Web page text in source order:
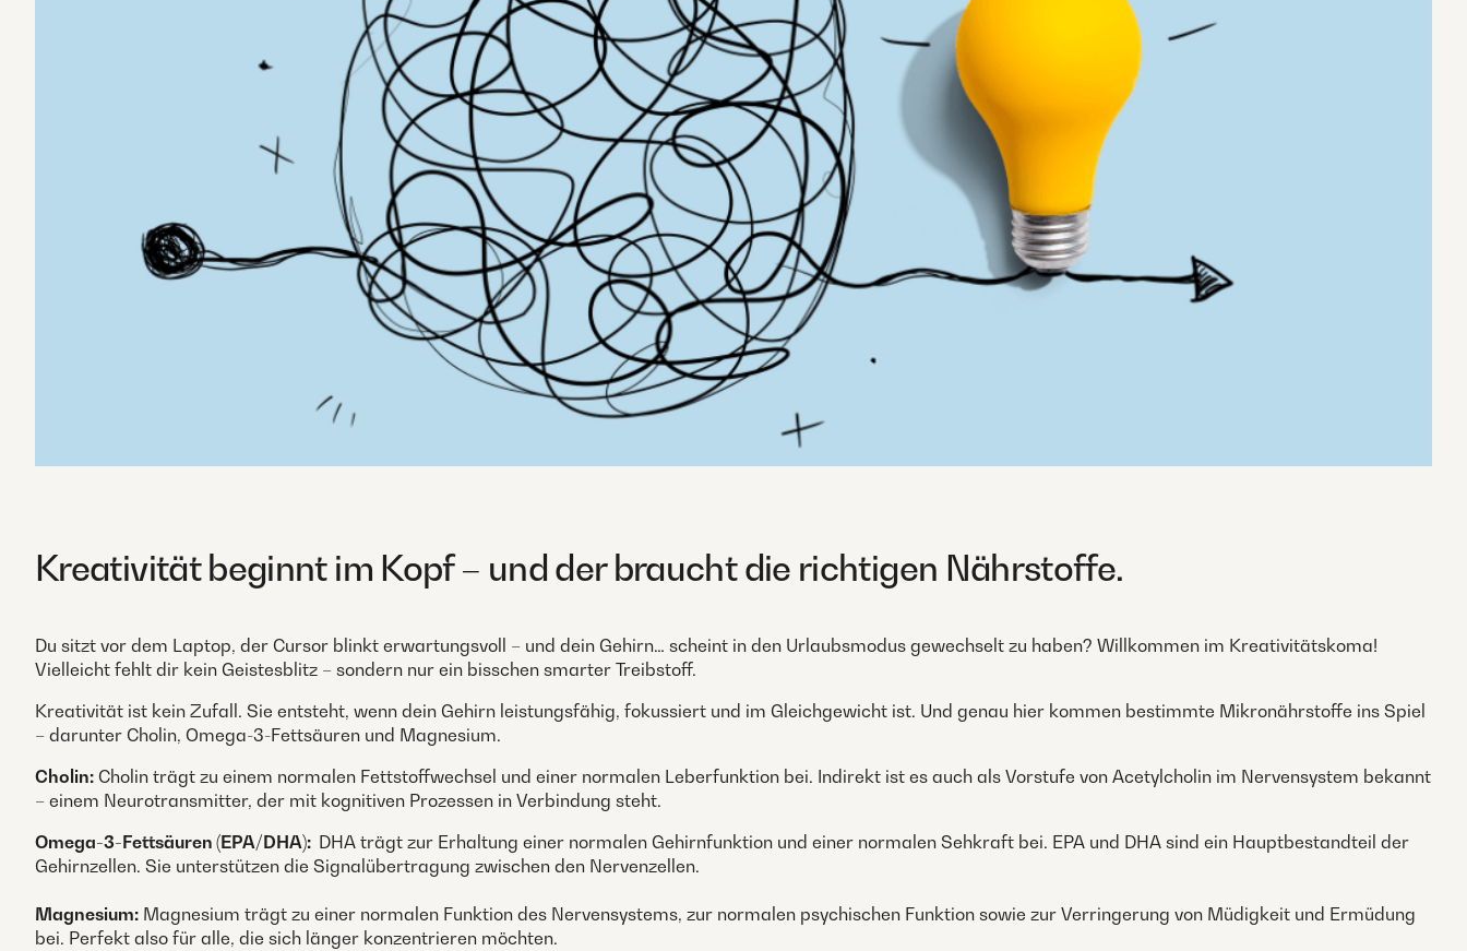
Kreativität beginnt im Kopf – und der braucht die richtigen Nährstoffe.
Du sitzt vor dem Laptop, der Cursor blinkt erwartungsvoll – und dein Gehirn… scheint in den Urlaubsmodus gewechselt zu haben? Willkommen im Kreativitätskoma!
Vielleicht fehlt dir kein Geistesblitz – sondern nur ein bisschen smarter Treibstoff.
Kreativität ist kein Zufall. Sie entsteht, wenn dein Gehirn leistungsfähig, fokussiert und im Gleichgewicht ist. Und genau hier kommen bestimmte Mikronährstoffe ins Spiel
– darunter Cholin, Omega-3-Fettsäuren und Magnesium.
Cholin: Cholin trägt zu einem normalen Fettstoffwechsel und einer normalen Leberfunktion bei. Indirekt ist es auch als Vorstufe von Acetylcholin im Nervensystem bekannt
– einem Neurotransmitter, der mit kognitiven Prozessen in Verbindung steht.
Omega-3-Fettsäuren (EPA/DHA): DHA trägt zur Erhaltung einer normalen Gehirnfunktion und einer normalen Sehkraft bei. EPA und DHA sind ein Hauptbestandteil der
Gehirnzellen. Sie unterstützen die Signalübertragung zwischen den Nervenzellen.
Magnesium: Magnesium trägt zu einer normalen Funktion des Nervensystems, zur normalen psychischen Funktion sowie zur Verringerung von Müdigkeit und Ermüdung
bei. Perfekt also für alle, die sich länger konzentrieren möchten.